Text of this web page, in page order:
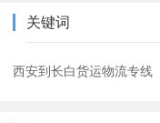
关键词
西安到长白货运物流专线